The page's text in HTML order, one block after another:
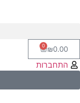
₪0.00
0
התחברות